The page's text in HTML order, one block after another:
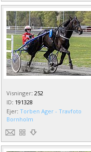
Visninger: 252
ID: 191328
Ejer: Torben Ager - Travfoto
Bornholm